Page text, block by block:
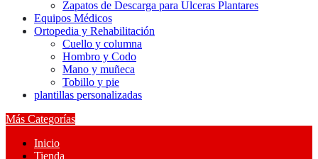
Zapatos de Descarga para Ulceras Plantares
Equipos Médicos
Ortopedia y Rehabilitación
Cuello y columna
Hombro y Codo
Mano y muñeca
Tobillo y pie
plantillas personalizadas
Más Categorías
Inicio
Tienda